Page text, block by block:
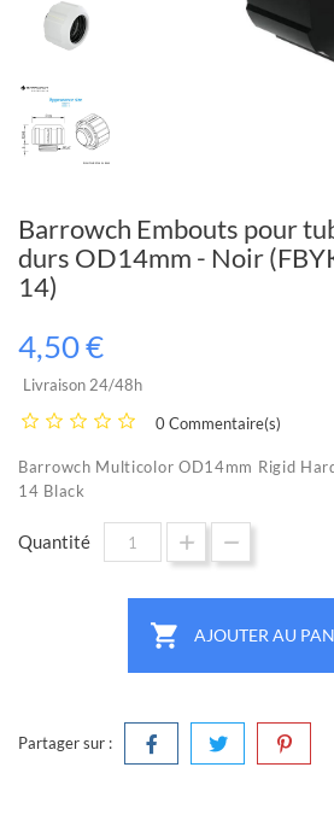
Barrowch Embouts pour
durs OD14mm - Noir
14)
4,50 €
Livraison 24/48h
0 Commentaire(s)
Barrowch Multicolor OD14mm Rigid
14 Black
Quantité
 AJOUTER AU
Partager sur :